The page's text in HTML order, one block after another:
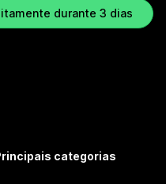
durante 3 dias
categorias